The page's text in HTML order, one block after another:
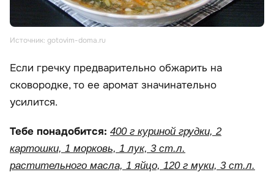
Источник: gotovim-doma.ru
Если гречку предварительно обжарить на
сковородке, то ее аромат значинательно
усилится.
Тебе понадобится: 400 г куриной грудки, 2
картошки, 1 морковь, 1 лук, 3 ст.л.
растительного масла, 1 яйцо, 120 г муки, 3 ст.л.